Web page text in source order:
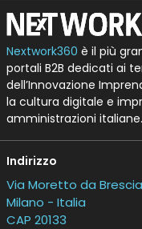
Nextwork360 è il più
portali B2B dedicati ai
dell’Innovazione
la cultura digitale e
amministrazioni italiane.
Indirizzo
Via Moretto da
Milano - Italia
CAP 20133